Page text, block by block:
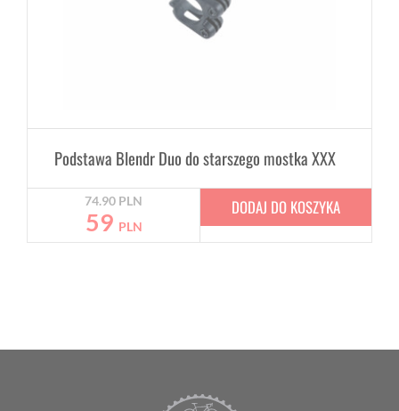
Podstawa Blendr Duo do starszego mostka XXX
74.90 PLN
59 PLN
DODAJ DO KOSZYKA